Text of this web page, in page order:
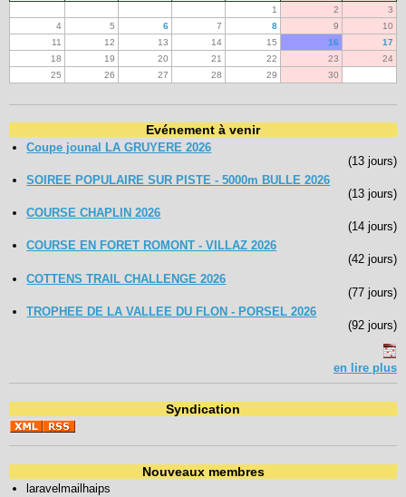
1
2
3
4
5 6 7 8 9
10
11
12 13 14 15 16
17
18
19 20 21 22 23
24
25
26 27 28 29 30
Evénement à venir
Coupe jounal LA GRUYERE 2026
(13 jours)
SOIREE POPULAIRE SUR PISTE - 5000m BULLE 2026
(13 jours)
COURSE CHAPLIN 2026
(14 jours)
COURSE EN FORET ROMONT - VILLAZ 2026
(42 jours)
COTTENS TRAIL CHALLENGE 2026
(77 jours)
TROPHEE DE LA VALLEE DU FLON - PORSEL 2026
(92 jours)
en lire plus
Syndication
Nouveaux membres
laravelmailhaips